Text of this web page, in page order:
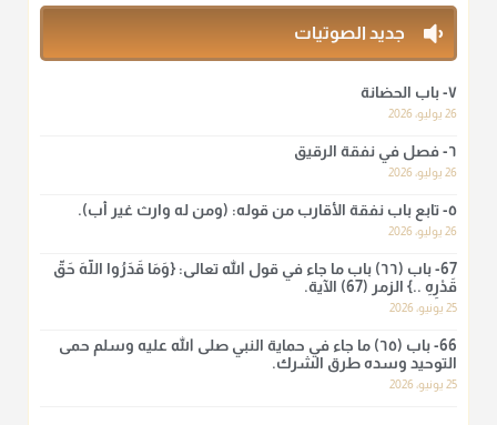
منذ 3 شهر
أ.د. صالح الشمراني
لا أعلم لدعاء ختم القرآن في الصلاة أصلاً صحيحاً يعتمد عليه من سنة
الرسول صلى الله عليه وسلّم، ولا من عمل الصحابة رضي الله
منذ 3 شهر
أ.د. صالح الشمراني
نرى اليوم بأبصارنا بعض ما رأى العلماء ببصائرهم: "والرافضة ليس
لهم سعي إلا في هدم الإسلام و نقض عراه...فأيامهم في الإسلام
جديد الصوتيات
٧- باب الحضانة
26 يوليو، 2026
٦- فصل في نفقة الرقيق
26 يوليو، 2026
٥- تابع باب نفقة الأقارب من قوله: (ومن له وارث غير أب).
26 يوليو، 2026
67- باب (٦٦) باب ما جاء في قول الله تعالى: {وَمَا قَدَرُوا اللَّهَ حَقَّ
قَدْرِهِ ..} الزمر (67) الآية.
25 يونيو، 2026
66- باب (٦٥) ما جاء في حماية النبي صلى الله عليه وسلم حمى
التوحيد وسده طرق الشرك.
25 يونيو، 2026